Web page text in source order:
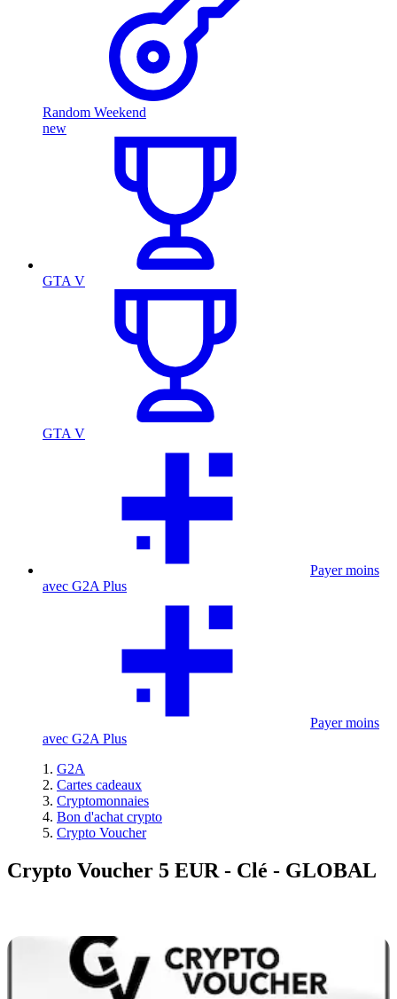
Random Weekend
new
GTA V
GTA V
Payer moins
avec G2A Plus
Payer moins
avec G2A Plus
G2A
Cartes cadeaux
Cryptomonnaies
Bon d'achat crypto
Crypto Voucher
Crypto Voucher 5 EUR - Clé - GLOBAL